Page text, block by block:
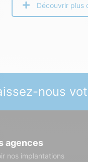
Découvrir plus
nous
agences
nos implantations